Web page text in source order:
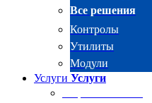
Все решения
Контролы
Утилиты
Модули
Услуги Услуги